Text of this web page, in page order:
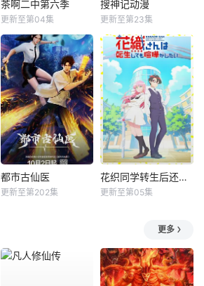
茶啊二中第六季
更新至第04集
搜神记动漫
更新至第23集
都市古仙医
更新至第202集
花织同学转生后还是想干架
更新至第05集
更多